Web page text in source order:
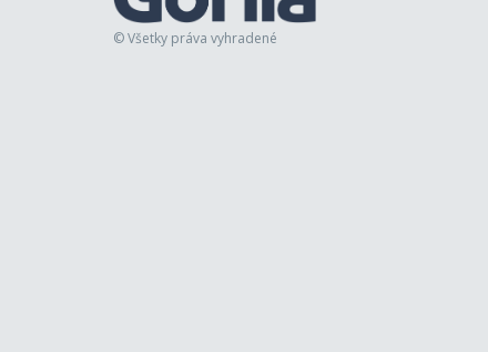
© Všetky práva vyhradené